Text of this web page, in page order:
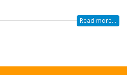
Read more...